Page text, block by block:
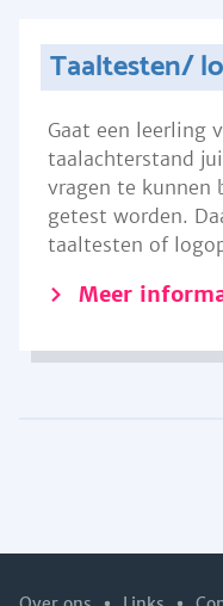
Taaltesten/
Gaat een leerling
taalachterstand
vragen te kunnen
getest worden.
taaltesten of
Meer